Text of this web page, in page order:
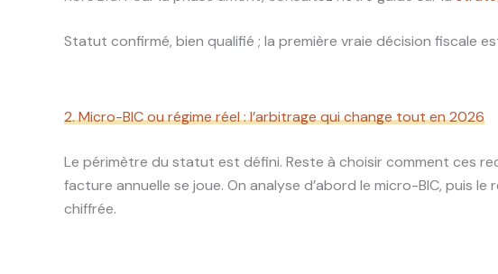
Statut confirmé, bien qualifié ; la première vraie décision fiscale
2. Micro-BIC ou régime réel : l’arbitrage qui change tout en 2026
Le périmètre du statut est défini. Reste à choisir comment ces
facture annuelle se joue. On analyse d’abord le micro-BIC, puis
chiffrée.